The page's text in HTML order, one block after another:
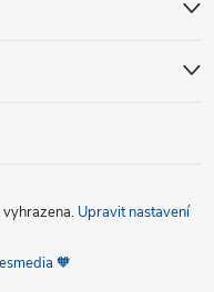
vyhrazena. Upravit nastavení
🧡